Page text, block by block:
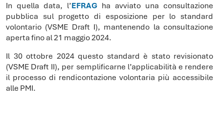
In quella data, l’EFRAG ha avviato una consultazione
pubblica sul progetto di esposizione per lo standard
volontario (VSME Draft I), mantenendo la consultazione
aperta fino al 21 maggio 2024.
Il 30 ottobre 2024 questo standard è stato revisionato
(VSME Draft II), per semplificarne l’applicabilità e rendere
il processo di rendicontazione volontaria più accessibile
alle PMI.